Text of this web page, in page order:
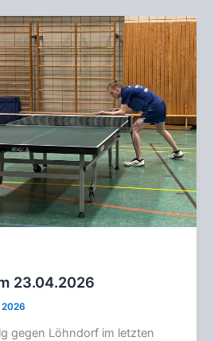
23.04.2026
2026
gegen Löhndorf im letzten